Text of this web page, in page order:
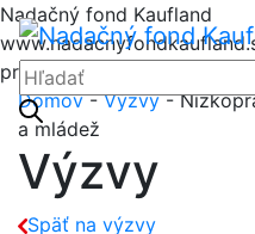
Nadačný fond Kaufland
programy-pre-deti-a-
Hľadať:
Domov-Výzvy-
a mládež
Výzvy
Späť na výzvy